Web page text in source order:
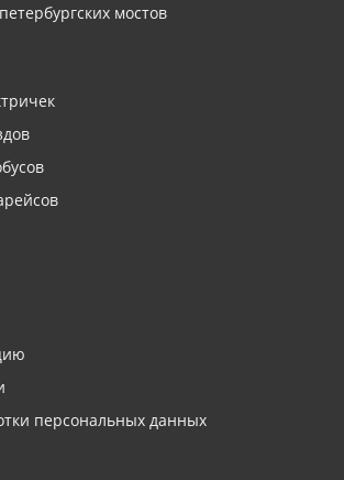
мостов
персональных данных